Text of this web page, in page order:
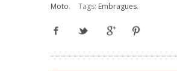
Moto. Tags: Embragues.